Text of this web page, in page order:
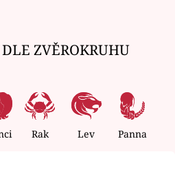
ZVĚROKRUHU
Rak Lev Panna